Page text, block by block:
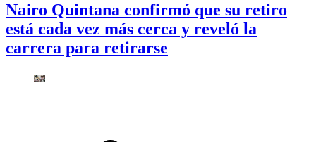
Nairo Quintana confirmó que su retiro
está cada vez más cerca y reveló la
carrera para retirarse